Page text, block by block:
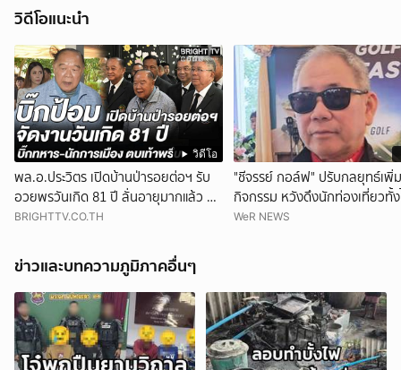
วิดีโอแนะนำ
วิดีโอ
พล.อ.ประวิตร เปิดบ้านป่ารอยต่อฯ รับ
อวยพรวันเกิด 81 ปี ลั่นอายุมากแล้ว ขอ
แค่บ้านเมืองสงบสุข
BRIGHTTV.CO.TH
"ชีจรรย์ กอล์ฟ" ปรับกลยุทธ์เพิ่ม
กิจกรรม หวังดึงนักท่องเที่ยวทั้
ต่างชาติ
WeR NEWS
ข่าวและบทความภูมิภาคอื่นๆ